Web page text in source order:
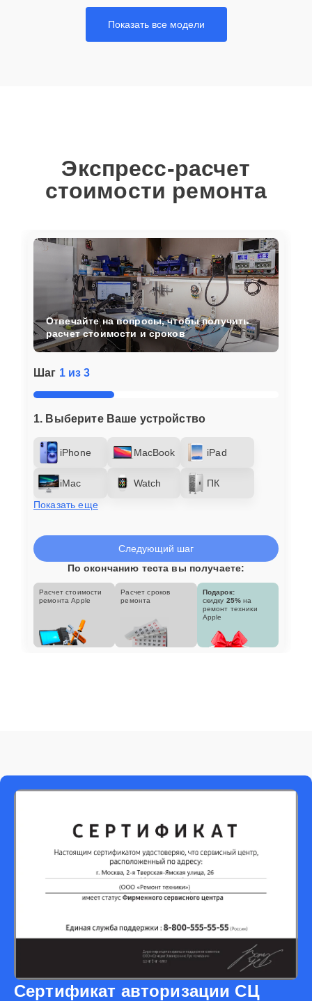
Показать все модели
Экспресс-расчет
стоимости ремонта
Шаг 1 из 3
1. Выберите Ваше устройство
iPhone MacBook iPad
iMac Watch
ПК
Показать еще
Отвечайте на вопросы, чтобы получить
расчет стоимости и сроков
Следующий шаг
По окончанию теста вы получаете:
Расчет стоимости
ремонта Apple
Расчет сроков
ремонта
Подарок:
скидку 25% на
ремонт техники
Apple
Сертификат авторизации СЦ